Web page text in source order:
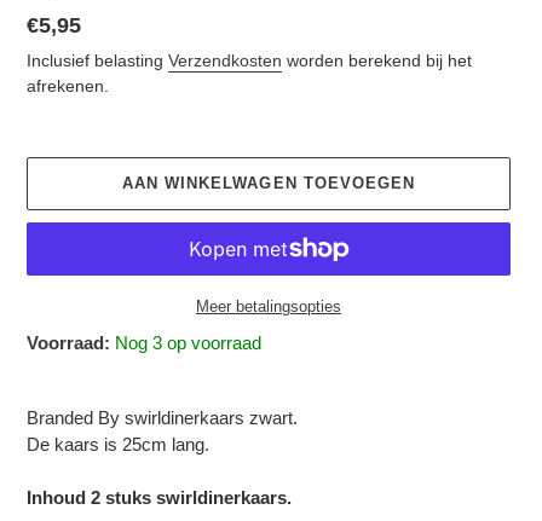
Normale
prijs
€5,95
Inclusief belasting Verzendkosten worden berekend bij het
afrekenen.
AAN WINKELWAGEN TOEVOEGEN
Meer betalingsopties
Voorraad: Nog 3 op voorraad
aan
je
Branded By swirldinerkaars zwart.
De kaars is 25cm lang.
Inhoud 2 stuks swirldinerkaars.